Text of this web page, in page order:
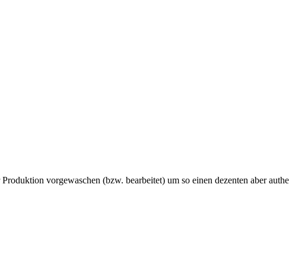
vorgewaschen (bzw. bearbeitet) um so einen dezenten aber